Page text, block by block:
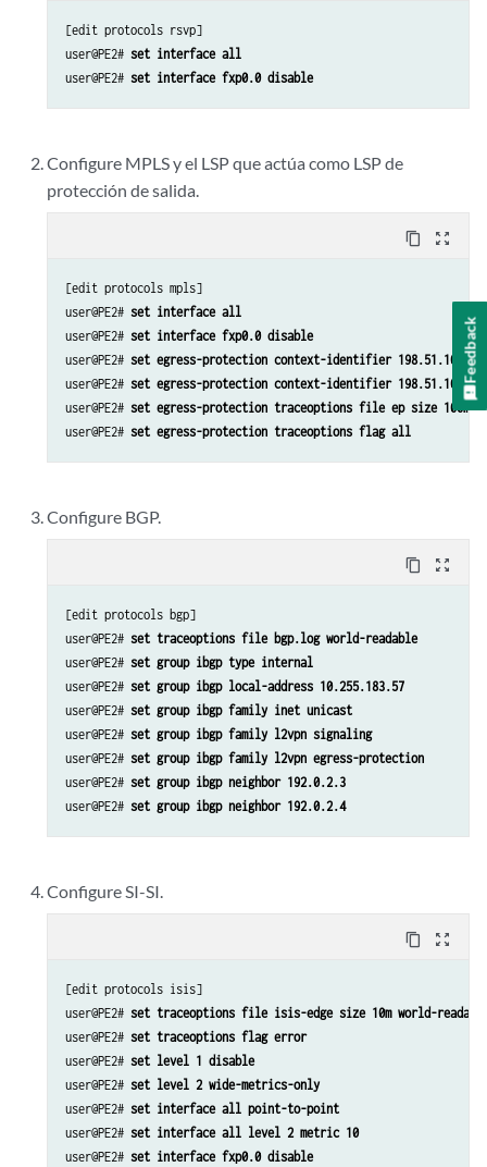
[edit protocols rsvp]
user@PE2# set interface all
user@PE2# set interface fxp0.0 disable
Configure MPLS y el LSP que actúa como LSP de
protección de salida.
content_copy zoom_out_map
[edit protocols mpls]
user@PE2# set interface all
user@PE2# set interface fxp0.0 disable
user@PE2# set egress-protection context-identifier 198.51.100.3
user@PE2# set egress-protection context-identifier 198.51.100.3
user@PE2# set egress-protection traceoptions file ep size 100m
user@PE2# set egress-protection traceoptions flag all
Configure BGP.
content_copy zoom_out_map
[edit protocols bgp]
user@PE2# set traceoptions file bgp.log world-readable
user@PE2# set group ibgp type internal
user@PE2# set group ibgp local-address 10.255.183.57
user@PE2# set group ibgp family inet unicast
user@PE2# set group ibgp family l2vpn signaling
user@PE2# set group ibgp family l2vpn egress-protection
user@PE2# set group ibgp neighbor 192.0.2.3
user@PE2# set group ibgp neighbor 192.0.2.4
Configure SI-SI.
content_copy zoom_out_map
[edit protocols isis]
user@PE2# set traceoptions file isis-edge size 10m world-
user@PE2# set traceoptions flag error
user@PE2# set level 1 disable
user@PE2# set level 2 wide-metrics-only
user@PE2# set interface all point-to-point
user@PE2# set interface all level 2 metric 10
user@PE2# set interface fxp0.0 disable
Feedback